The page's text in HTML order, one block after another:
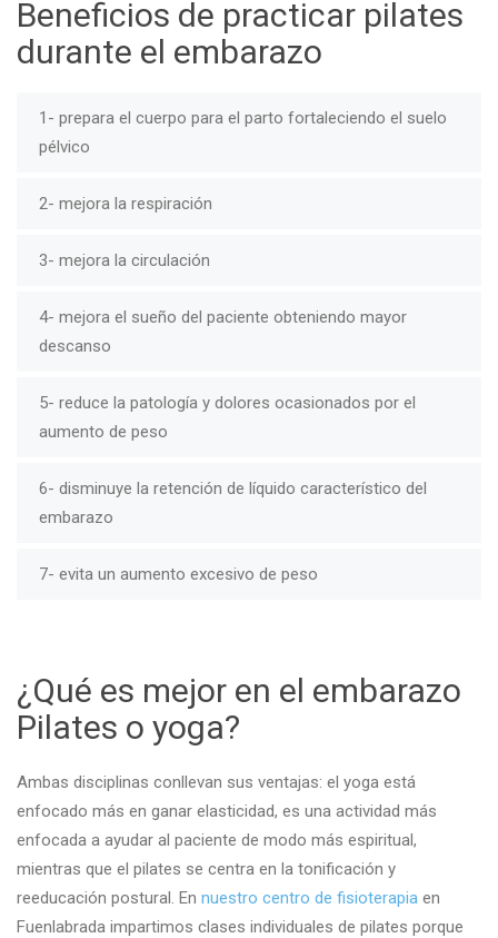
Beneficios de practicar pilates
durante el embarazo
1- prepara el cuerpo para el parto fortaleciendo el suelo
pélvico
2- mejora la respiración
3- mejora la circulación
4- mejora el sueño del paciente obteniendo mayor
descanso
5- reduce la patología y dolores ocasionados por el
aumento de peso
6- disminuye la retención de líquido característico del
embarazo
7- evita un aumento excesivo de peso
¿Qué es mejor en el embarazo
Pilates o yoga?
Ambas disciplinas conllevan sus ventajas: el yoga está
enfocado más en ganar elasticidad, es una actividad más
enfocada a ayudar al paciente de modo más espiritual,
mientras que el pilates se centra en la tonificación y
reeducación postural. En nuestro centro de fisioterapia en
Fuenlabrada impartimos clases individuales de pilates porque